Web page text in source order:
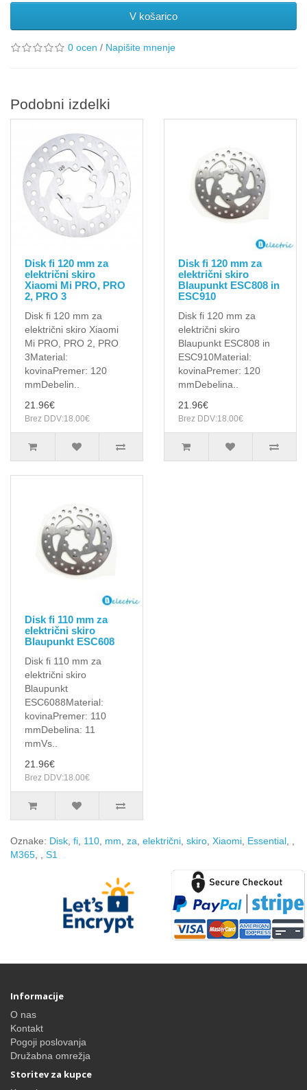
V košarico
0 ocen / Napišite mnenje
Podobni izdelki
Disk fi 120 mm za
električni skiro
Xiaomi Mi PRO, PRO
2, PRO 3
Disk fi 120 mm za
električni skiro Xiaomi
Mi PRO, PRO 2, PRO
3 Material:
kovinaPremer: 120
mmDebelin..
21.96€
Brez DDV:18.00€
Disk fi 120 mm za
električni skiro
Blaupunkt ESC808 in
ESC910
Disk fi 120 mm za
električni skiro
Blaupunkt ESC808 in
ESC910 Material:
kovinaPremer: 120
mmDebelina..
21.96€
Brez DDV:18.00€
Disk fi 110 mm za
električni skiro
Blaupunkt ESC608
Disk fi 110 mm za
električni skiro
Blaupunkt
ESC6088 Material:
kovinaPremer: 110
mmDebelina: 11
mmVs..
21.96€
Brez DDV:18.00€
Oznake: Disk fi 110 mm za električni skiro Xiaomi Essential
M365
S1
Informacije
O nas
Kontakt
Pogoji poslovanja
Družabna omrežja
Storitev za kupce